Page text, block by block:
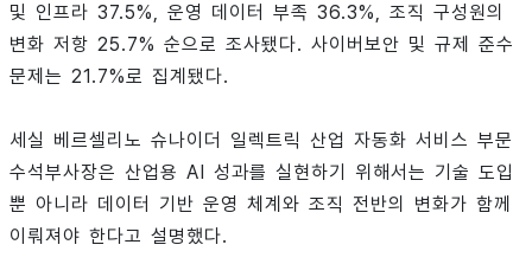
및 인프라 37.5%, 운영 데이터 부족 36.3%, 조직 구성원의
변화 저항 25.7% 순으로 조사됐다. 사이버보안 및 규제 준수
문제는 21.7%로 집계됐다.
세실 베르셀리노 슈나이더 일렉트릭 산업 자동화 서비스 부문
수석부사장은 산업용 AI 성과를 실현하기 위해서는 기술 도입
뿐 아니라 데이터 기반 운영 체계와 조직 전반의 변화가 함께
이뤄져야 한다고 설명했다.